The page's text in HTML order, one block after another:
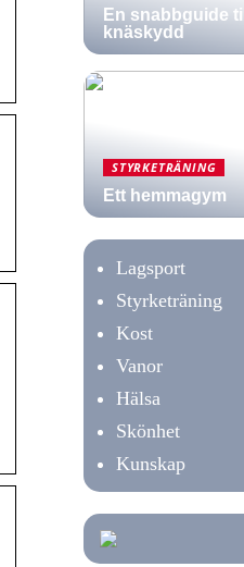
En snabbguide till
knäskydd
STYRKETRÄNING
Ett hemmagym
Lagsport
Styrketräning
Kost
Vanor
Hälsa
Skönhet
Kunskap